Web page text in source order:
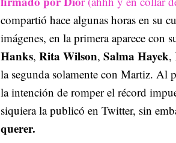
compartió hace algunas horas en su
imágenes, en la primera aparece con
Hanks, Rita Wilson, Salma Hayek,
la segunda solamente con Martiz. Al
la intención de romper el récord
siquiera la publicó en Twitter, sin
querer.